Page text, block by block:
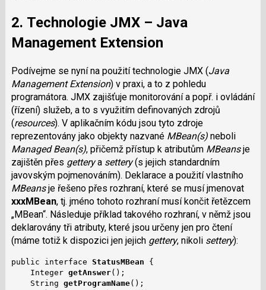
2. Technologie JMX – Java
Management Extension
Podívejme se nyní na použití technologie JMX (Java
Management Extension) v praxi, a to z pohledu
programátora. JMX zajišťuje monitorování a popř. i ovládání
(řízení) služeb, a to s využitím definovaných zdrojů
(resources). V aplikačním kódu jsou tyto zdroje
reprezentovány jako objekty nazvané MBean(s)neboli
Managed Bean(s), přičemž přístup k atributům MBeansje
zajištěn přes getterya settery(s jejich standardním
javovským pojmenováním). Deklarace a použití vlastního
MBeansje řešeno přes rozhraní, které se musí jmenovat
xxxMBean, tj. jméno tohoto rozhraní musí končit řetězcem
„MBean“. Následuje příklad takového rozhraní, v němž jsou
deklarovány tři atributy, které jsou určeny jen pro čtení
(máme totiž k dispozici jen jejich gettery, nikoli settery):
public interface StatusMBean {
    Integer
getAnswer();
    String
getProgramName();